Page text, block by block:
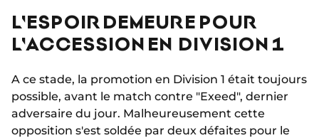
L'ESPOIR DEMEURE POUR
L'ACCESSION EN DIVISION 1
A ce stade, la promotion en Division 1 était toujours
possible, avant le match contre "Exeed", dernier
adversaire du jour. Malheureusement cette
opposition s'est soldée par deux défaites pour le